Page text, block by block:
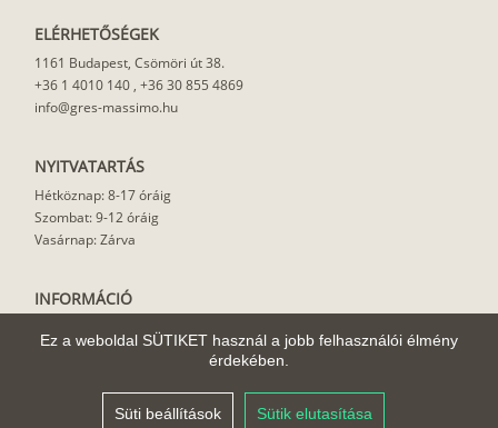
Ez a weboldal SÜTIKET használ a jobb felhasználói élmény
érdekében.
Süti beállítások Sütik elutasítása
ELÉRHETŐSÉGEK
1161 Budapest, Csömöri út 38.
+36 1 4010 140 , +36 30 855 4869
info@gres-massimo.hu
NYITVATARTÁS
Hétköznap: 8-17 óráig
Szombat: 9-12 óráig
Vasárnap: Zárva
INFORMÁCIÓ
Felhasználási javaslat